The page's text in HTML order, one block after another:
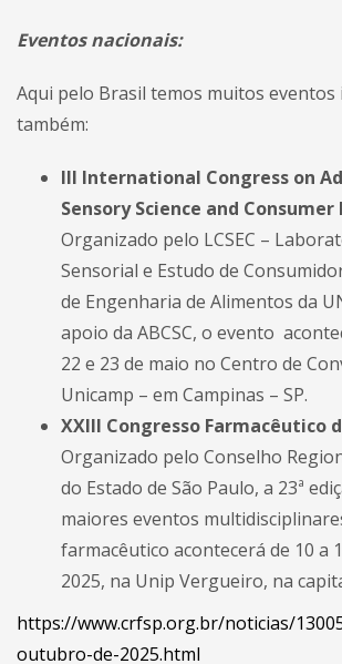
Eventos nacionais:
Aqui pelo Brasil temos muitos
também:
III International Congress on
Sensory Science and Consumer
Organizado pelo LCSEC –
Sensorial e Estudo de
de Engenharia de Alimentos da
apoio da ABCSC, o evento
22 e 23 de maio no Centro de
Unicamp – em Campinas – SP.
XXIII Congresso Farmacêutico
Organizado pelo Conselho
do Estado de São Paulo, a 23ª
maiores eventos
farmacêutico acontecerá de 10 a
2025, na Unip Vergueiro, na
https://www.crfsp.org.br/noticias/
outubro-de-2025.html